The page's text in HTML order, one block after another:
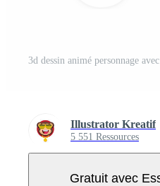
Illustrator Kreatif
5 551 Ressources
Gratuit avec